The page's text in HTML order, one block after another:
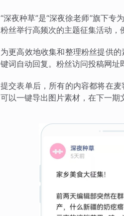
“深夜种草”是“深夜徐老师”旗下
粉丝举行高频次的主题征集活动，
为更高效地收集和整理粉丝提供
键词自动回复。粉丝访问投稿网址
提交表单后，所有的内容都将在
可以一键导出图片素材，在下一期